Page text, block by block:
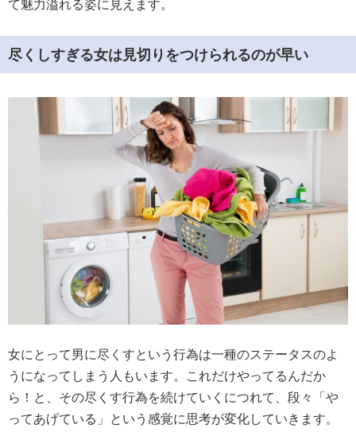
て魅力溢れる姿に見えます。
尽くしすぎる女は見切りをつけられるのが早い
女にとって男に尽くすという行為は一種のステータスのよ
うになってしまう人もいます。これだけやってるんだか
ら！と、その尽くす行為を続けていくにつれて、段々「や
ってあげている」という感覚に思考が変化していきます。